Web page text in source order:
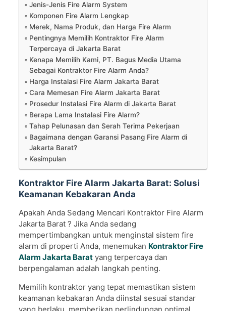
Jenis-Jenis Fire Alarm System
Komponen Fire Alarm Lengkap
Merek, Nama Produk, dan Harga Fire Alarm
Pentingnya Memilih Kontraktor Fire Alarm
Terpercaya di Jakarta Barat
Kenapa Memilih Kami, PT. Bagus Media Utama
Sebagai Kontraktor Fire Alarm Anda?
Harga Instalasi Fire Alarm Jakarta Barat
Cara Memesan Fire Alarm Jakarta Barat
Prosedur Instalasi Fire Alarm di Jakarta Barat
Berapa Lama Instalasi Fire Alarm?
Tahap Pelunasan dan Serah Terima Pekerjaan
Bagaimana dengan Garansi Pasang Fire Alarm di
Jakarta Barat?
Kesimpulan
Kontraktor Fire Alarm Jakarta Barat: Solusi
Keamanan Kebakaran Anda
Apakah Anda Sedang Mencari Kontraktor Fire Alarm
Jakarta Barat ? Jika Anda sedang
mempertimbangkan untuk menginstal sistem fire
alarm di properti Anda, menemukan Kontraktor Fire
Alarm Jakarta Baratyang terpercaya dan
berpengalaman adalah langkah penting.
Memilih kontraktor yang tepat memastikan sistem
keamanan kebakaran Anda diinstal sesuai standar